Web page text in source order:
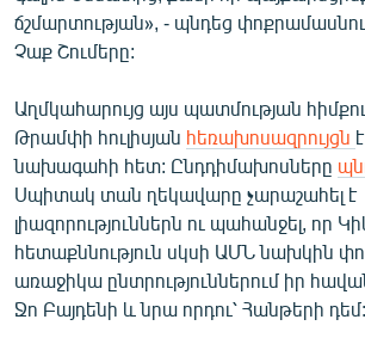
ճշմարտության», - պնդեց
Չաք Շումերը:
Աղմկահարույց այս պատմության
Թրամփի հուլիսյան հեռախոսազրույցն
նախագահի հետ: Ընդդիմախոսները
Սպիտակ տան ղեկավարը չարաշահել է
լիազորություններն ու պահանջել, որ
հետաքննություն սկսի ԱՄՆ նախկին
առաջիկա ընտրություններում իր
Ջո Բայդենի և նրա որդու՝ Հանթերի դեմ: